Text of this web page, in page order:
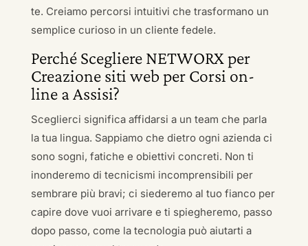
te. Creiamo percorsi intuitivi che trasformano un
semplice curioso in un cliente fedele.
Perché Scegliere NETWORX per
Creazione siti web per Corsi on-
line a Assisi?
Sceglierci significa affidarsi a un team che parla
la tua lingua. Sappiamo che dietro ogni azienda ci
sono sogni, fatiche e obiettivi concreti. Non ti
inonderemo di tecnicismi incomprensibili per
sembrare più bravi; ci siederemo al tuo fianco per
capire dove vuoi arrivare e ti spiegheremo, passo
dopo passo, come la tecnologia può aiutarti a